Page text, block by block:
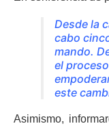
Desde la
cabo
mando.
el
este
Asimismo,